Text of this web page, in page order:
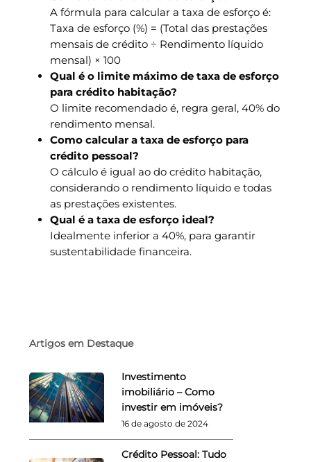
A fórmula para calcular a taxa de esforço é:
Taxa de esforço (%) = (Total das prestações
mensais de crédito ÷ Rendimento líquido
mensal) × 100
Qual é o limite máximo de taxa de esforço
para crédito habitação?
O limite recomendado é, regra geral, 40% do
rendimento mensal.
Como calcular a taxa de esforço para
crédito pessoal?
O cálculo é igual ao do crédito habitação,
considerando o rendimento líquido e todas
as prestações existentes.
Qual é a taxa de esforço ideal?
Idealmente inferior a 40%, para garantir
sustentabilidade financeira.
Artigos em Destaque
Investimento
imobiliário – Como
investir em imóveis?
16 de agosto de 2024
Crédito Pessoal: Tudo